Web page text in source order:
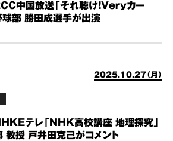
中国放送「それ聴け！Veryカー
球部 勝田成選手が出演
2025.10.27（月）
テレ「NHK高校講座 地理探究」
教授 戸井田克己がコメント